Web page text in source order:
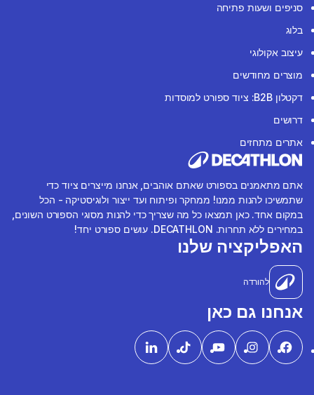
סניפים ושעות פתיחה
בלוג
עיצוב אקולוגי
מוצרים מחודשים
דקטלון B2B: ציוד ספורט למוסדות
דרושים
אתרים מתחזים
אתם מתאמנים בספורט שאתם אוהבים, אנחנו מייצרים ציוד כדי
שתמשיכו להנות ממנו! ממחקר ופיתוח ועד ייצור ולוגיסטיקה - הכל
במקום אחד. כאן תמצאו כל מה שצריך כדי להנות מסוגי הספורט השונים,
במחירים ללא תחרות. DECATHLON. עושים ספורט יחד!
האפליקציה שלנו
להורדה
אנחנו גם כאן